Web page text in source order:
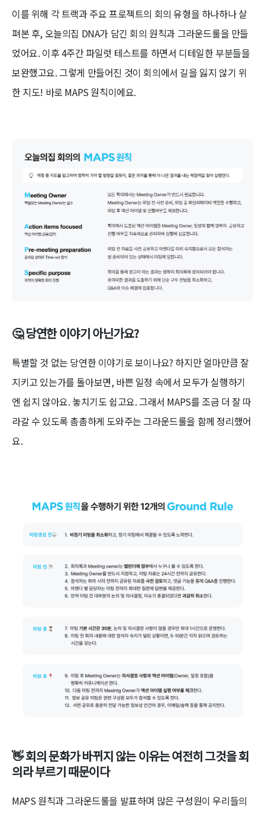
이를 위해 각 트랙과 주요 프로젝트의 회의 유형을 하나하나 살
펴본 후, 오늘의집 DNA가 담긴 회의 원칙과 그라운드룰을 만들
었어요. 이후 4주간 파일럿 테스트를 하면서 디테일한 부분들을
보완했고요. 그렇게 만들어진 것이 회의에서 길을 잃지 않기 위
한 지도! 바로 MAPS 원칙이에요.
🤔 당연한 이야기 아닌가요?
특별할 것 없는 당연한 이야기로 보이나요? 하지만 얼마만큼 잘
지키고 있는가를 돌아보면, 바쁜 일정 속에서 모두가 실행하기
엔 쉽지 않아요. 놓치기도 쉽고요. 그래서 MAPS를 조금 더 잘 따
라갈 수 있도록 촘촘하게 도와주는 그라운드룰을 함께 정리했어
요.
👋 회의 문화가 바뀌지 않는 이유는 여전히 그것을 회
의라 부르기 때문이다
MAPS 원칙과 그라운드룰을 발표하며 많은 구성원이 우리들의